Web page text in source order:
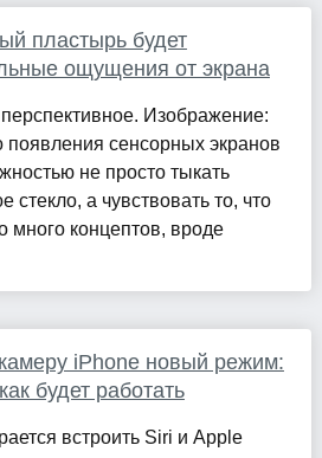
пластырь будет
ощущения от экрана
перспективное. Изображение:
сенсорных экранов
не просто тыкать
стекло, а чувствовать то, что
много концептов, вроде
iPhone новый режим:
будет работать
встроить Siri и Apple